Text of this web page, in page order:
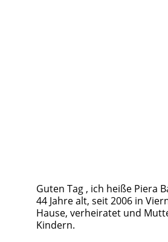
Guten Tag , ich heiße Piera
44 Jahre alt, seit 2006 in
Hause, verheiratet und
Kindern.